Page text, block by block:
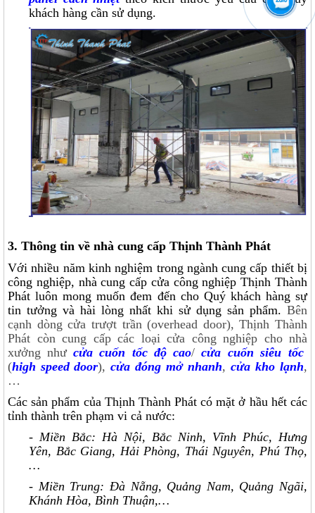
khách hàng cần sử dụng.
3. Thông tin về nhà cung cấp Thịnh Thành Phát
Với nhiều năm kinh nghiệm trong ngành cung cấp thiết bị
công nghiệp, nhà cung cấp cửa công nghiệp Thịnh Thành
Phát luôn mong muốn đem đến cho Quý khách hàng sự
tin tưởng và hài lòng nhất khi sử dụng sản phẩm. Bên
cạnh dòng cửa trượt trần (overhead door), Thịnh Thành
Phát còn cung cấp các loại cửa công nghiệp cho nhà
xưởng như cửa cuốn tốc độ cao/ cửa cuốn siêu tốc
(high speed door), cửa đóng mở nhanh, cửa kho lạnh,
…
Các sản phẩm của Thịnh Thành Phát có mặt ở hầu hết các
tỉnh thành trên phạm vi cả nước:
- Miền Bắc: Hà Nội, Bắc Ninh, Vĩnh Phúc, Hưng
Yên, Bắc Giang, Hải Phòng, Thái Nguyên, Phú Thọ,
…
- Miền Trung: Đà Nẵng, Quảng Nam, Quảng Ngãi,
Khánh Hòa, Bình Thuận,…